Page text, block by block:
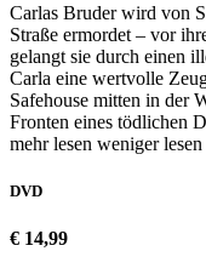
Carlas Bruder wird von
Straße ermordet – vor
gelangt sie durch einen
Carla eine wertvolle
Safehouse mitten in der
Fronten eines tödlichen
mehr lesen weniger lesen
DVD
€ 14,99